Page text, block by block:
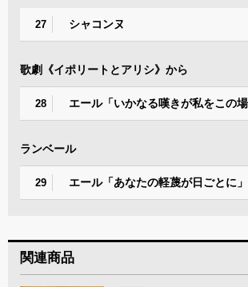
27 シャコンヌ
歌劇《イポリートとアリシ》から
28 エール「いかなる嘆きが私をこの
ランベール
29 エール「あなたの軽蔑が日ごとに」
関連商品